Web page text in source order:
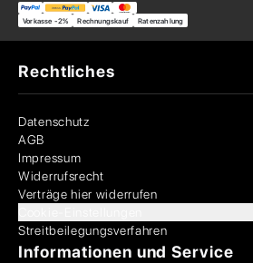
Vorkasse -2% Rechnungskauf Ratenzahlung
Rechtliches
Datenschutz
AGB
Impressum
Widerrufsrecht
Verträge hier widerrufen
Streitbeilegungsverfahren
Informationen und Service